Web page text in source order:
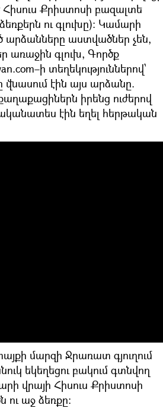
Քրիստոսի բազալտե
ու գլուխը): Կամարի
արձանները աստվածներ չեն,
առաջին գլուխ, Գործք
տեղեկություններով՝
էին այս արձանը.
իրենց ուժերով
էին եղել հերթական
մարզի Ջրառատ գյուղում
եկեղեցու բակում գտնվող
վրայի Հիսուս Քրիստոսի
աջ ձեռքը։